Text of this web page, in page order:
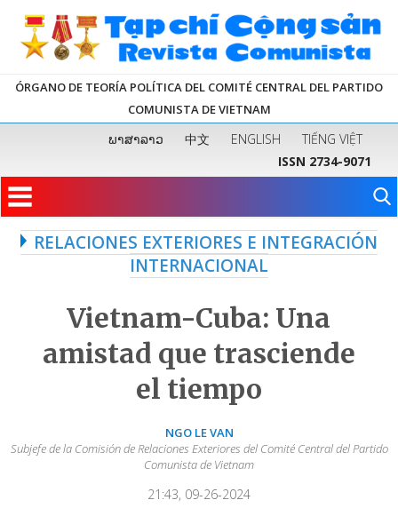
ÓRGANO DE TEORÍA POLÍTICA DEL COMITÉ CENTRAL DEL PARTIDO
COMUNISTA DE VIETNAM
ພາສາລາວ 中文 ENGLISH
TIẾNG VIỆT
ISSN 2734-9071
RELACIONES EXTERIORES E INTEGRACIÓN
INTERNACIONAL
Vietnam-Cuba: Una
amistad que trasciende
el tiempo
NGO LE VAN
Subjefe de la Comisión de Relaciones Exteriores del Comité Central del Partido
Comunista de Vietnam
21:43, 09-26-2024